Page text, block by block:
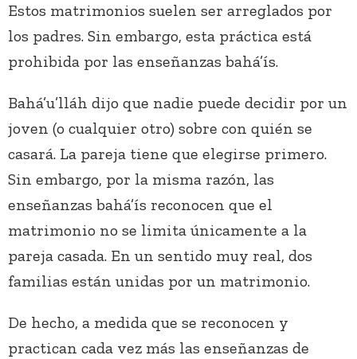
Estos matrimonios suelen ser arreglados por
los padres. Sin embargo, esta práctica está
prohibida por las enseñanzas bahá’ís.
Bahá’u’lláh dijo que nadie puede decidir por un
joven (o cualquier otro) sobre con quién se
casará. La pareja tiene que elegirse primero.
Sin embargo, por la misma razón, las
enseñanzas bahá’ís reconocen que el
matrimonio no se limita únicamente a la
pareja casada. En un sentido muy real, dos
familias están unidas por un matrimonio.
De hecho, a medida que se reconocen y
practican cada vez más las enseñanzas de